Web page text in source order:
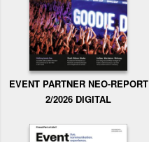
EVENT PARTNER NEO-REPORT
2/2026 DIGITAL